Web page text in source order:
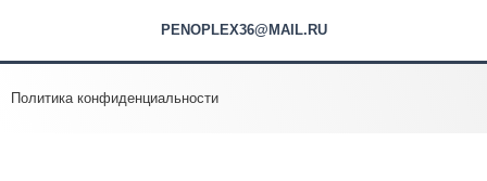
PENOPLEX36@MAIL.RU
Политика конфиденциальности